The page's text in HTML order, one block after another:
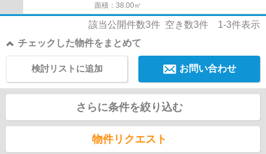
面積：38.00㎡
該当公開件数3件 空き数3件 1-3件表示
チェックした物件をまとめて
お問い合わせ
検討リストに追加
さらに条件を絞り込む
物件リクエスト